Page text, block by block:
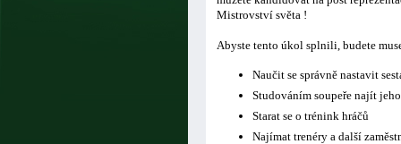
Mistrovství světa !
Abyste tento úkol splnili, budete
Naučit se správně nastavit
Studováním soupeře najít
Starat se o trénink hráčů
Najímat trenéry a další